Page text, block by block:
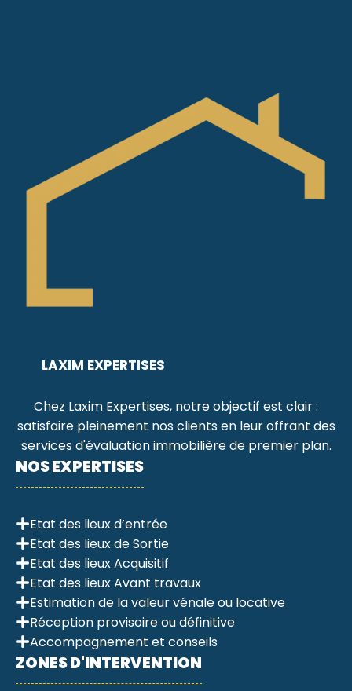
LAXIM EXPERTISES
Chez Laxim Expertises, notre objectif est clair :
satisfaire pleinement nos clients en leur offrant des
services d'évaluation immobilière de premier plan.
NOS EXPERTISES
Etat des lieux d’entrée
Etat des lieux de Sortie
Etat des lieux Acquisitif
Etat des lieux Avant travaux
Estimation de la valeur vénale ou locative
Réception provisoire ou définitive
Accompagnement et conseils
ZONES D'INTERVENTION